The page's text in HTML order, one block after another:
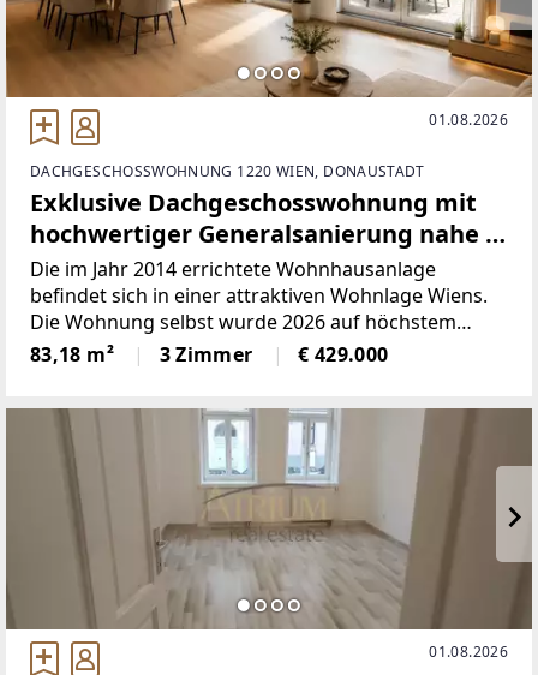
01.08.2026
DACHGESCHOSSWOHNUNG 1220 WIEN, DONAUSTADT
Exklusive Dachgeschosswohnung mit
hochwertiger Generalsanierung nahe (
5 min Spaziergang ) der Alten Donau
1220 Wien
Die im Jahr 2014 errichtete Wohnhausanlage
befindet sich in einer attraktiven Wohnlage Wiens.
Die Wohnung selbst wurde 2026 auf höchstem
Niveau generalsaniert und präsentiert sich in einem
neuwertigen Zustand.Auf ca. drei optimal
83,18 m² 3 Zimmer € 429.000
01.08.2026